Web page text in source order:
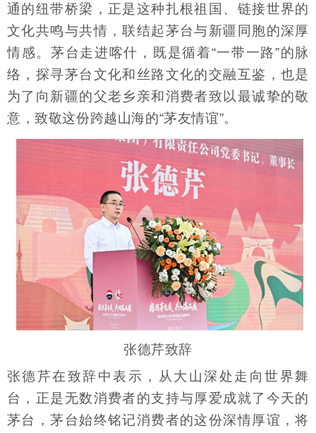
通的纽带桥梁，正是这种扎根祖国、链接世界的
文化共鸣与共情，联结起茅台与新疆同胞的深厚
情感。茅台走进喀什，既是循着“一带一路”的脉
络，探寻茅台文化和丝路文化的交融互鉴，也是
为了向新疆的父老乡亲和消费者致以最诚挚的敬
意，致敬这份跨越山海的“茅友情谊”。
张德芹致辞
张德芹在致辞中表示，从大山深处走向世界舞
台，正是无数消费者的支持与厚爱成就了今天的
茅台，茅台始终铭记消费者的这份深情厚谊，将